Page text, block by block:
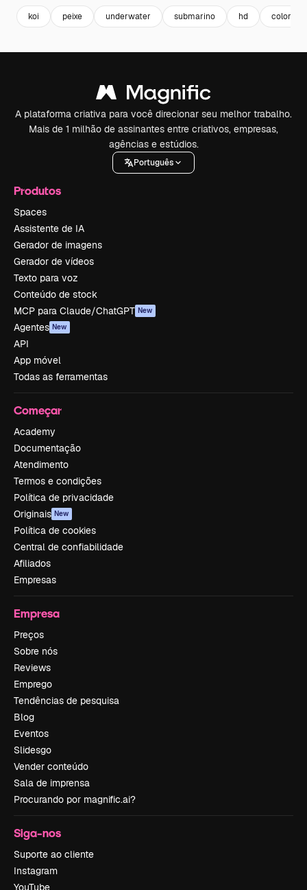
koi peixe underwater submarino hd colorful
A plataforma criativa para você direcionar seu melhor trabalho.
Mais de 1 milhão de assinantes entre criativos, empresas,
agências e estúdios.
Português
Produtos
Spaces
Assistente de IA
Gerador de imagens
Gerador de vídeos
Texto para voz
Conteúdo de stock
MCP para Claude/ChatGPT New
Agentes New
API
App móvel
Todas as ferramentas
Começar
Academy
Documentação
Atendimento
Termos e condições
Política de privacidade
Originais New
Política de cookies
Central de confiabilidade
Afiliados
Empresas
Empresa
Preços
Sobre nós
Reviews
Emprego
Tendências de pesquisa
Blog
Eventos
Slidesgo
Vender conteúdo
Sala de imprensa
Procurando por magnific.ai?
Siga-nos
Suporte ao cliente
Instagram
YouTube